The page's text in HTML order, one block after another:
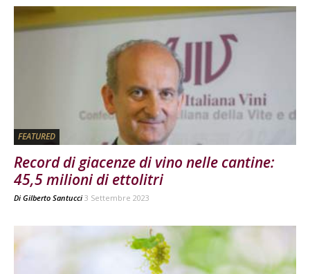
FEATURED
Record di giacenze di vino nelle cantine:
45,5 milioni di ettolitri
Di Gilberto Santucci 3 Settembre 2023